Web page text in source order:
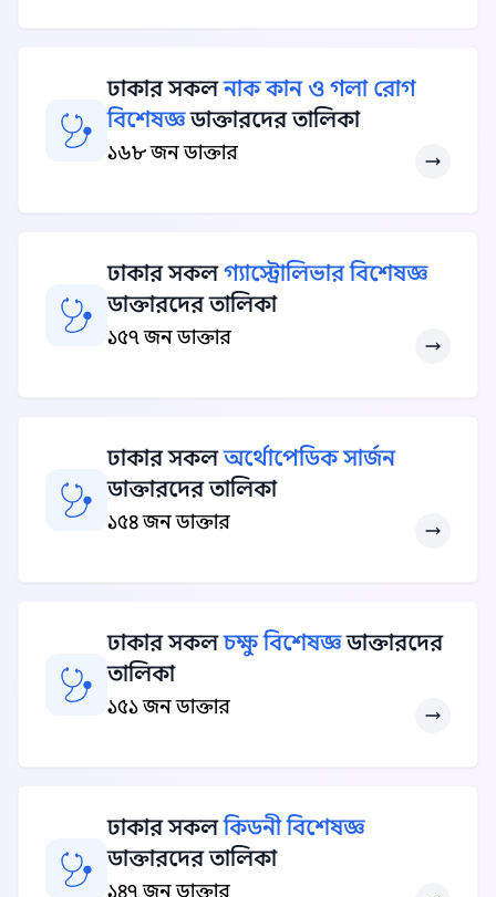
ঢাকার সকলনাক কান ও গলা রোগ
বিশেষজ্ঞডাক্তারদের তালিকা
১৬৮ জন ডাক্তার
ঢাকার সকলগ্যাস্ট্রোলিভার বিশেষজ্ঞ
ডাক্তারদের তালিকা
১৫৭ জন ডাক্তার
ঢাকার সকলঅর্থোপেডিক সার্জন
ডাক্তারদের তালিকা
১৫৪ জন ডাক্তার
ঢাকার সকলচক্ষু বিশেষজ্ঞডাক্তারদের
তালিকা
১৫১ জন ডাক্তার
ঢাকার সকলকিডনী বিশেষজ্ঞ
ডাক্তারদের তালিকা
১৪৭ জন ডাক্তার